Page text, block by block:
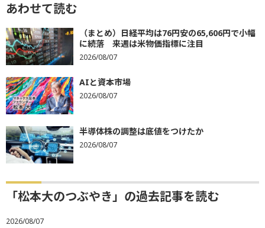
あわせて読む
（まとめ）日経平均は76円安の65,606円で小幅
に続落 来週は米物価指標に注目
2026/08/07
AIと資本市場
2026/08/07
半導体株の調整は底値をつけたか
2026/08/07
「松本大のつぶやき」の過去記事を読む
2026/08/07